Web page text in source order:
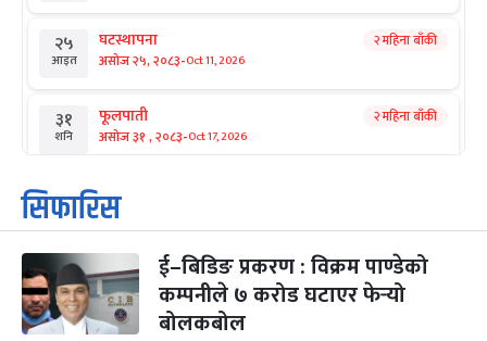
२५
आइत
घटस्थापना
असोज २५, २०८३-Oct 11, 2026
२ महिना बाँकी
३१
शनि
फूलपाती
असोज ३१ , २०८३-Oct 17, 2026
२ महिना बाँकी
१
आइत
कार्तिक सङ्क्रान्ति
कार्तिक १, २०८३
३
मंगल
महानवमी
कार्तिक ३, २०८३-Oct 20, 2026
२ महिना बाँकी
सिफारिस
ई–बिडिङ प्रकरण : विक्रम पाण्डेको
कम्पनीले ७ करोड घटाएर फेर्‍यो
बोलकबोल